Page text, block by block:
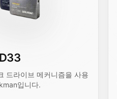
드라이브 메커니즘을 사용
입니다.